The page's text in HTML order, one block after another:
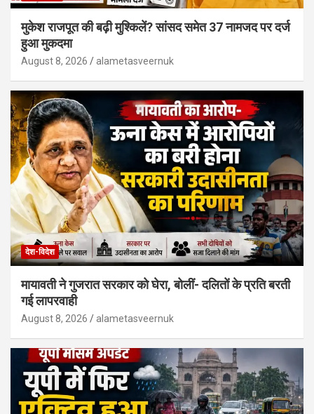
मुकेश राजपूत की बढ़ी मुश्किलें? सांसद समेत 37 नामजद पर दर्ज
हुआ मुकदमा
August 8, 2026 alametasveernuk
देश-विदेश
मायावती ने गुजरात सरकार को घेरा, बोलीं- दलितों के प्रति बरती
गई लापरवाही
August 8, 2026 alametasveernuk